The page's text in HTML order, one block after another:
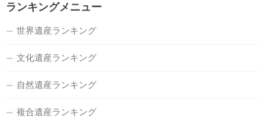
ランキングメニュー
世界遺産ランキング
文化遺産ランキング
自然遺産ランキング
複合遺産ランキング